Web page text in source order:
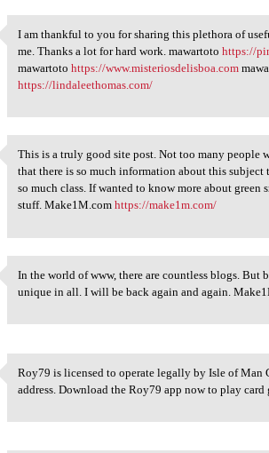
I am thankful to you for
I am thankful to you for sharing this plethora of
me. Thanks a lot for hard work. mawartotohttps://
mawartotohttps://www.misteriosdelisboa.com
https://lindaleethomas.com/
This is a truly good site
This is a truly good site post. Not too many people
that there is so much information about this
so much class. If wanted to know more about
stuff. Make1M.comhttps://make1m.com/
In the world of www, there
In the world of www, there are countless blogs.
unique in all. I will be back again and again.
Roy79 is licensed to operate
Roy79 is licensed to operate legally by Isle of Man
address. Download the Roy79 app now to play